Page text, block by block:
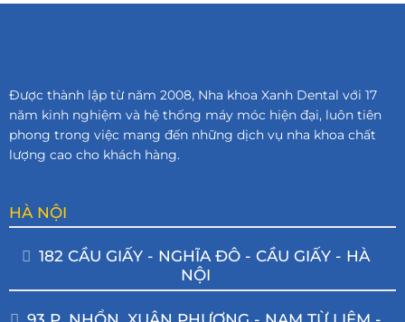
Được thành lập từ năm 2008, Nha khoa Xanh Dental với 17
năm kinh nghiệm và hệ thống máy móc hiện đại, luôn tiên
phong trong việc mang đến những dịch vụ nha khoa chất
lượng cao cho khách hàng.
HÀ NỘI
182 CẦU GIẤY - NGHĨA ĐÔ - CẦU GIẤY - HÀ
NỘI